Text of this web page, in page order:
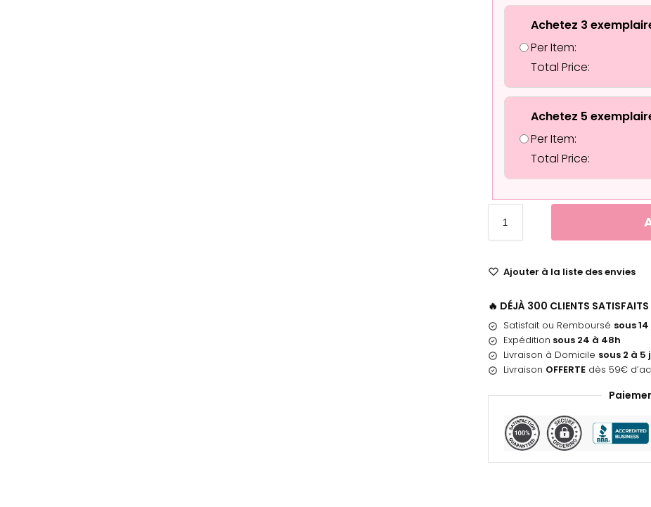
Achetez 3
Per Item:
Total Price:
Achetez 5
Per Item:
Total Price:
Ajouter à la liste des envies
🔥 DÉJÀ 300 CLIENTS
Satisfait ou Remboursé sous
Expédition sous 24 à 48h
Livraison à Domicile sous 2 à 5
Livraison OFFERTEdès 59€